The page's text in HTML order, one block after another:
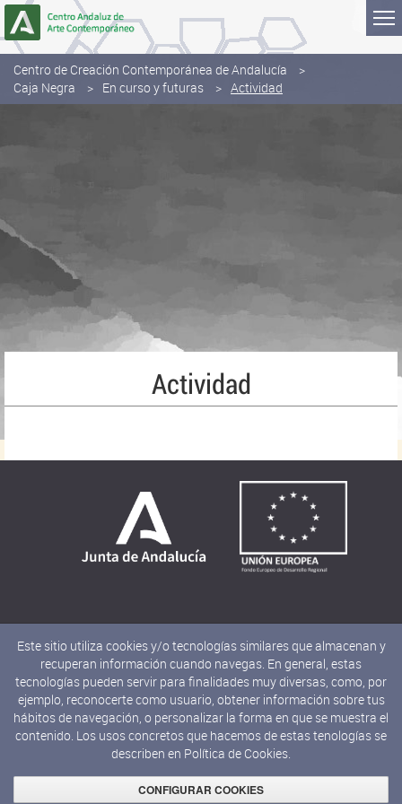
Saltar al contenido
Centro de Creación Contemporánea de Andalucía
Caja Negra
En curso y futuras Actividad
Actividad
Consejería de Cultura y Deporte
Este sitio utiliza cookies y/o tecnologías similares que almacenan y
recuperan información cuando navegas. En general, estas
tecnologías pueden servir para finalidades muy diversas, como, por
ejemplo, reconocerte como usuario, obtener información sobre tus
hábitos de navegación, o personalizar la forma en que se muestra el
contenido. Los usos concretos que hacemos de estas tenologías se
describen en Política de Cookies.
CONFIGURAR COOKIES